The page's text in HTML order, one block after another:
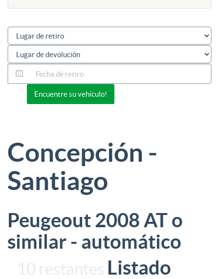
Encuentre su vehículo!
Concepción -
Santiago
Peugeout 2008 AT o
similar - automático
10 restantes Listado